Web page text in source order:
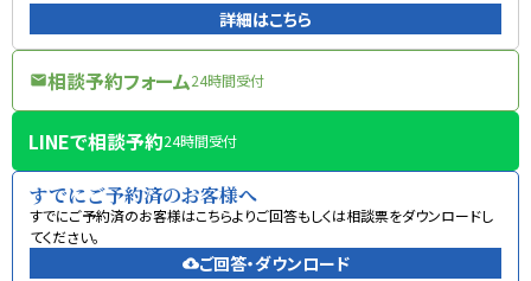
詳細はこちら
mail相談予約フォーム24時間受付
LINEで相談予約24時間受付
すでにご予約済のお客様へ
すでにご予約済のお客様はこちらよりご回答もしくは相談票をダウンロードし
てください。
cloud_downloadご回答・ダウンロード